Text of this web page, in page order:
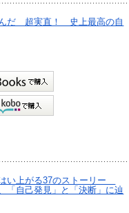
んだ 超実直！ 史上最高の自
い上がる37のストーリー
「自己発見」と「決断」に辿